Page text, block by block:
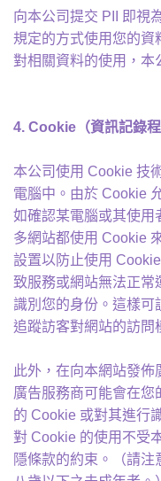
向本公司提交 PII 即視
規定的方式使用您的資
對相關資料的使用，本
4. Cookie （資訊記錄程
本公司使用 Cookie 技
電腦中。由於 Cookie
如確認某電腦或其使用
多網站都使用 Cookie
設置以防止使用
致服務或網站無法正
識別您的身份。這樣可
追蹤訪客對網站的訪問
此外，在向本網站發
廣告服務商可能會在您
的 Cookie 或對其進行
對 Cookie 的使用不受
隱條款的約束。（請